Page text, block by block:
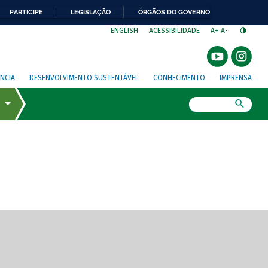
PARTICIPE LEGISLAÇÃO ÓRGÃOS DO GOVERNO
ENGLISH ACESSIBILIDADE A+ A-
DESENVOLVIMENTO SUSTENTÁVEL CONHECIMENTO IMPRENSA
de tela